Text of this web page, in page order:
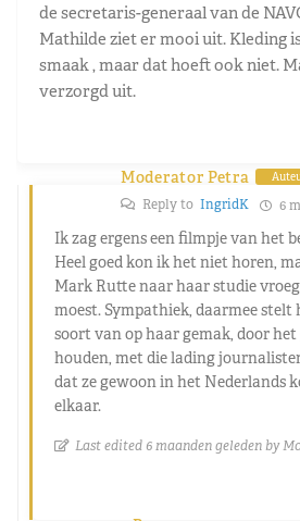
de secretaris-generaal van de
Mathilde ziet er mooi uit. Kleding
smaak , maar dat hoeft ook niet.
verzorgd uit.
Moderator Petra
Reply to IngridK 6
Ik zag ergens een filmpje van het
Heel goed kon ik het niet horen,
Mark Rutte naar haar studie
moest. Sympathiek, daarmee stelt
soort van op haar gemak, door het
houden, met die lading
dat ze gewoon in het Nederlands
elkaar.
Last edited 6 maanden geleden by